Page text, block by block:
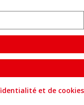
Quatrys 💙
et de cookies